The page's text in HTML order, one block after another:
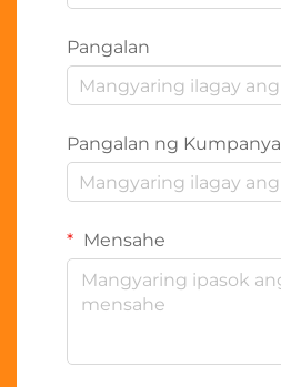
Pangalan
Pangalan ng Kumpanya
Mensahe